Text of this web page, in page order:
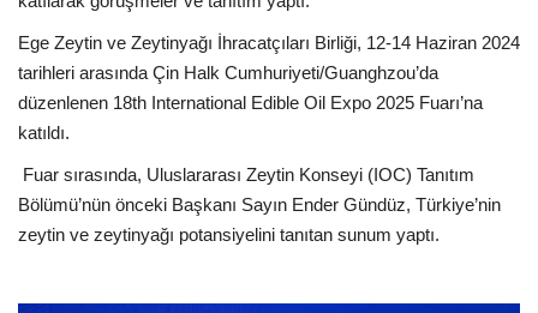
Ege Zeytin ve Zeytinyağı İhracatçıları Birliği, 12-14 Haziran 2024
tarihleri arasında Çin Halk Cumhuriyeti/Guanghzou’da
düzenlenen 18th International Edible Oil Expo 2025 Fuarı’na
katıldı.
Fuar sırasında, Uluslararası Zeytin Konseyi (IOC) Tanıtım
Bölümü’nün önceki Başkanı Sayın Ender Gündüz, Türkiye’nin
zeytin ve zeytinyağı potansiyelini tanıtan sunum yaptı.